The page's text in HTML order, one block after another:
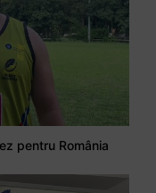
pentru România